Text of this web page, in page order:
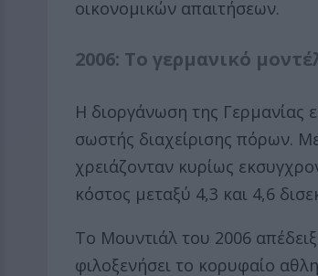
οικονομικών απαιτήσεων.
2006: Το γερμανικό
Η διοργάνωση της Γερμανίας
σωστής διαχείρισης πόρων.
χρειάζονταν κυρίως
κόστος μεταξύ 4,3 και 4,6
Το Μουντιάλ του 2006
φιλοξενήσει το κορυφαίο